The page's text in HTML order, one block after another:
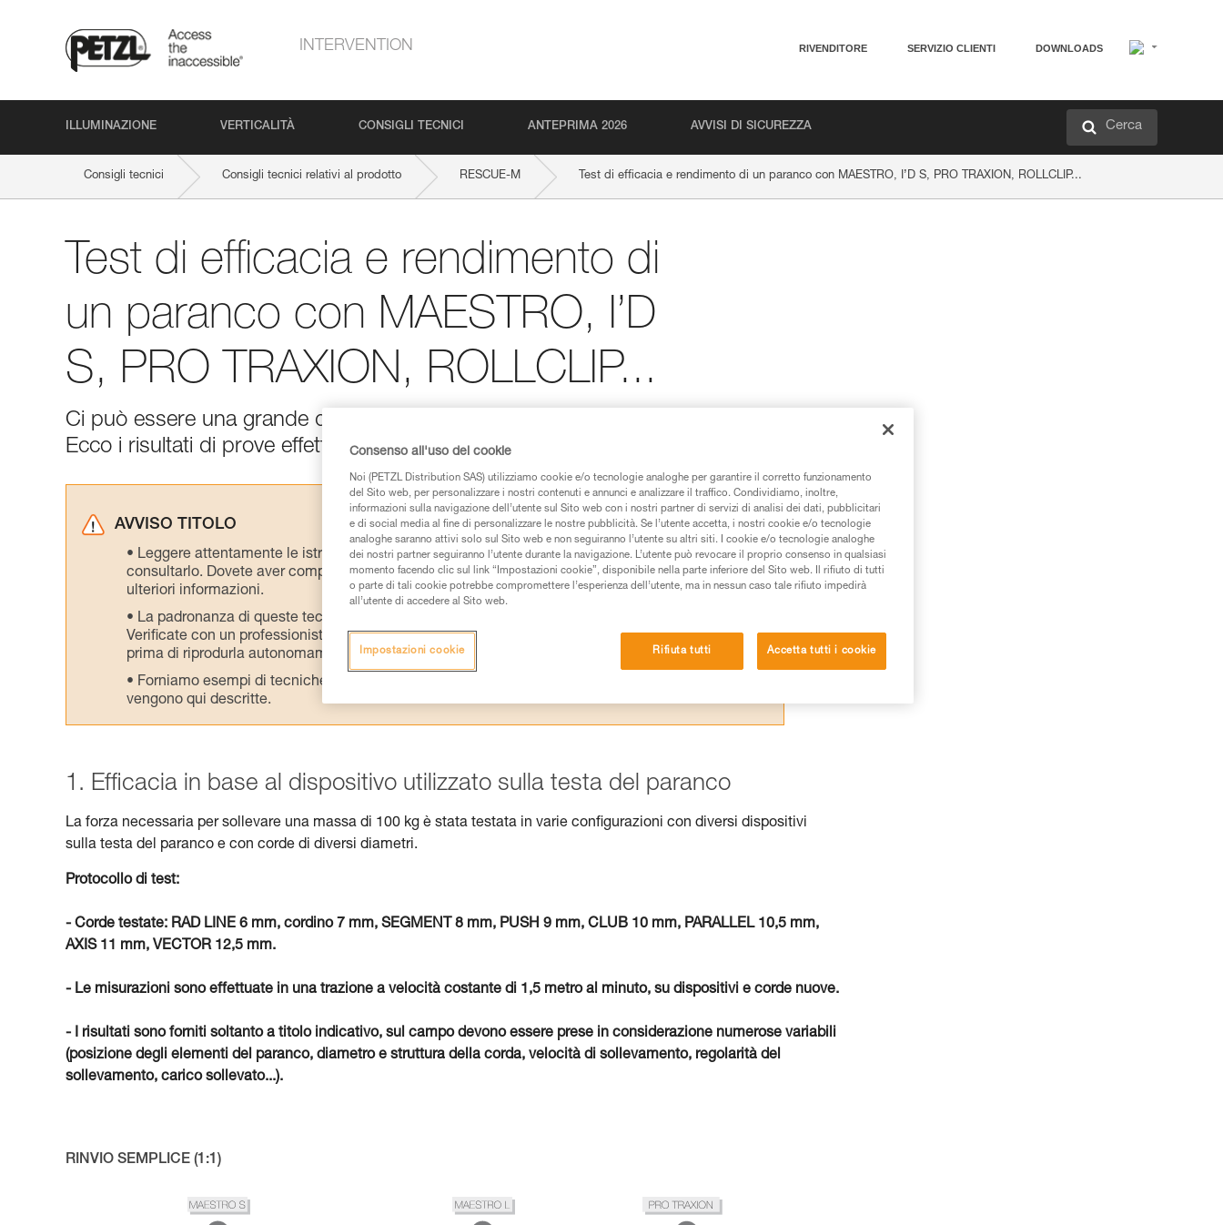
INTERVENTION RIVENDITORE SERVIZIO CLIENTI DOWNLOADS
ILLUMINAZIONE VERTICALITÀ CONSIGLI TECNICI ANTEPRIMA 2026 AVVISI DI SICUREZZA Cerca
Consigli tecnici Consigli tecnici relativi al prodotto RESCUE-M Test di efficacia e rendimento di un paranco con MAESTRO, I’D S, PRO TRAXION, ROLLCLIP...
Test di efficacia e rendimento di
un paranco con MAESTRO, I’D
S, PRO TRAXION, ROLLCLIP...
Ci può essere una grande differenza tra l’efficacia teorica di un paranco e la realtà.
Ecco i risultati di prove effettuate nel laboratorio Petzl.
AVVISO TITOLO
Leggere attentamente le istruzioni tecniche dei prodotti utilizzati in questo consiglio prima di
consultarlo. Dovete aver compreso le informazioni dell’istruzione tecnica per poter capire queste
ulteriori informazioni.
La padronanza di queste tecniche richiede una formazione ed un addestramento specifico.
Verificate con un professionista la vostra capacità di rifare la manovra, da soli, in piena sicurezza,
prima di riprodurla autonomamente.
Forniamo esempi di tecniche relative alla vostra attività. Ne possono esistere altre che non
vengono qui descritte.
1. Efficacia in base al dispositivo utilizzato sulla testa del paranco
La forza necessaria per sollevare una massa di 100 kg è stata testata in varie configurazioni con diversi dispositivi
sulla testa del paranco e con corde di diversi diametri.
Protocollo di test:
- Corde testate: RAD LINE 6 mm, cordino 7 mm, SEGMENT 8 mm, PUSH 9 mm, CLUB 10 mm, PARALLEL 10,5 mm,
AXIS 11 mm, VECTOR 12,5 mm.
- Le misurazioni sono effettuate in una trazione a velocità costante di 1,5 metro al minuto, su dispositivi e corde nuove.
- I risultati sono forniti soltanto a titolo indicativo, sul campo devono essere prese in considerazione numerose variabili
(posizione degli elementi del paranco, diametro e struttura della corda, velocità di sollevamento, regolarità del
sollevamento, carico sollevato...).
RINVIO SEMPLICE (1:1)
Consenso all'uso dei cookie
Noi (PETZL Distribution SAS) utilizziamo cookie e/o tecnologie analoghe per garantire il corretto funzionamento
del Sito web, per personalizzare i nostri contenuti e annunci e analizzare il traffico. Condividiamo, inoltre,
informazioni sulla navigazione dell’utente sul Sito web con i nostri partner di servizi di analisi dei dati, pubblicitari
e di social media al fine di personalizzare le nostre pubblicità. Se l’utente accetta, i nostri cookie e/o tecnologie
analoghe saranno attivi solo sul Sito web e non seguiranno l’utente su altri siti. I cookie e/o tecnologie analoghe
dei nostri partner seguiranno l’utente durante la navigazione. L’utente può revocare il proprio consenso in qualsiasi
momento facendo clic sul link “Impostazioni cookie”, disponibile nella parte inferiore del Sito web. Il rifiuto di tutti
o parte di tali cookie potrebbe compromettere l’esperienza dell’utente, ma in nessun caso tale rifiuto impedirà
all’utente di accedere al Sito web.
Rifiuta tutti Accetta tutti i cookie
Impostazioni cookie